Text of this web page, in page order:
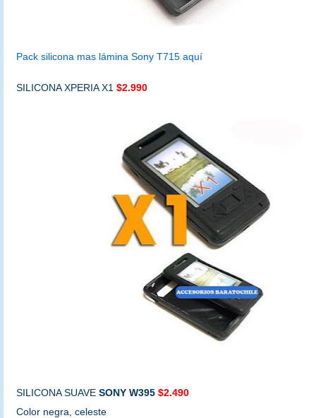
Pack silicona mas lámina Sony T715 aquí
SILICONA XPERIA X1 $2.990
SILICONA SUAVE SONY W395 $2.490
Color negra, celeste